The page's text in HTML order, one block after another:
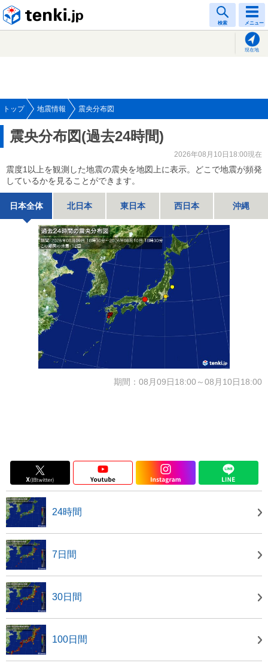
検索 メニュー
現在地
トップ 地震情報 震央分布図
震央分布図(過去24時間)
2026年08月10日18:00現在
震度1以上を観測した地震の震央を地図上に表示。どこで地震が頻発
しているかを見ることができます。
日本全体 北日本 東日本 西日本 沖縄
期間：08月09日18:00～08月10日18:00
24時間
7日間
30日間
100日間